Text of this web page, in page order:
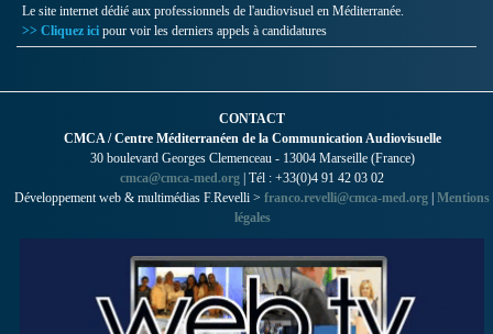
Le site internet dédié aux professionnels de l'audiovisuel en Méditerranée.
>> Cliquez ici pour voir les derniers appels à candidatures
CONTACT
CMCA / Centre Méditerranéen de la Communication Audiovisuelle
30 boulevard Georges Clemenceau - 13004 Marseille (France)
cmca@cmca-med.org | Tél : +33(0)4 91 42 03 02
Développement web & multimédias F.Revelli > franco.revelli@cmca-med.org | Mentions
légales